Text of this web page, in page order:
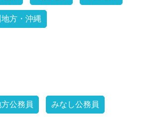
地方・沖縄
方公務員 みなし公務員